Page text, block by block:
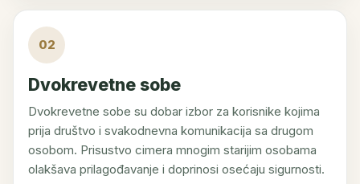
02
Dvokrevetne sobe
Dvokrevetne sobe su dobar izbor za korisnike kojima
prija društvo i svakodnevna komunikacija sa drugom
osobom. Prisustvo cimera mnogim starijim osobama
olakšava prilagođavanje i doprinosi osećaju sigurnosti.